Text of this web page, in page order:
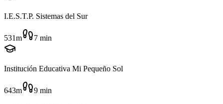
I.E.S.T.P. Sistemas del Sur
531m 7 min
Institución Educativa Mi Pequeño Sol
643m 9 min